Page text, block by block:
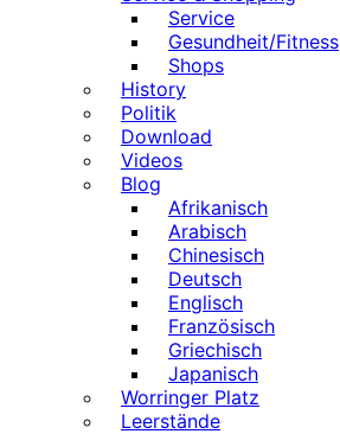
Service
Gesundheit/Fitness
Shops
History
Politik
Download
Videos
Blog
Afrikanisch
Arabisch
Chinesisch
Deutsch
Englisch
Französisch
Griechisch
Japanisch
Worringer Platz
Leerstände